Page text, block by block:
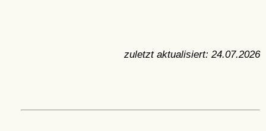
zuletzt aktualisiert: 24.07.2026